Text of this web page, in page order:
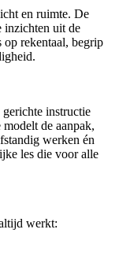
en ruimte. De
inzichten uit de
rekentaal, begrip
gerichte instructie
de aanpak,
werken én
les die voor alle
werkt: